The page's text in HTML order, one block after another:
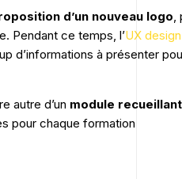
d’un nouveau logo,
Pendant ce temps, l’UX design
d’informations à présenter
autre d’un module
pour chaque formation